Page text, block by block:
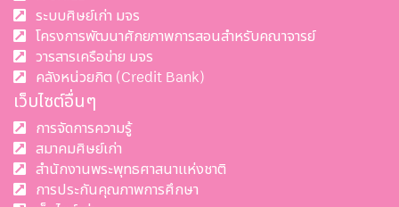
ระบบศิษย์เก่า มจร
โครงการพัฒนาศักยภาพการสอนสำหรับคณาจารย์
วารสารเครือข่าย มจร
คลังหน่วยกิต (Credit Bank)
เว็บไซต์อื่นๆ
การจัดการความรู้
สมาคมศิษย์เก่า
สำนักงานพระพุทธศาสนาแห่งชาติ
การประกันคุณภาพการศึกษา